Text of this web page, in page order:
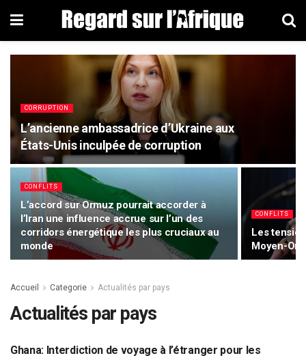
CORRUPTION
L’ancienne ambassadrice d’Ukraine aux
États-Unis inculpée de corruption
CONFLITS
L’accord sur Ormuz pourrait accorder à
l’Iran une influence accrue sur l’un des
corridors énergétique les plus cruciaux au
monde
CONFLITS
Les
Moyen-
Accueil Categorie Actualités par pays
Actualités par pays
ACTUALITÉS PAR PAYS
Ghana: Interdiction de voyage à l’étranger pour les